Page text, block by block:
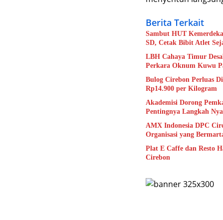
Berita Terkait
Sambut HUT
SD, Cetak Bibit Atlet
LBH Cahaya Timur
Perkara Oknum Kuwu
Bulog Cirebon Perluas
Rp14.900 per Kilogram
Akademisi Dorong
Pentingnya Langkah
AMX Indonesia DPC
Organisasi yang
Plat E Caffe dan Resto
Cirebon